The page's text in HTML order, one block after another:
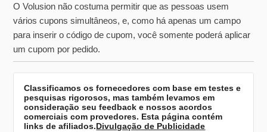
O Volusion não costuma permitir que as pessoas usem
vários cupons simultâneos, e, como há apenas um campo
para inserir o código de cupom, você somente poderá aplicar
um cupom por pedido.
Classificamos os fornecedores com base em testes e
pesquisas rigorosos, mas também levamos em
consideração seu feedback e nossos acordos
comerciais com provedores. Esta página contém
links de afiliados.Divulgação de Publicidade